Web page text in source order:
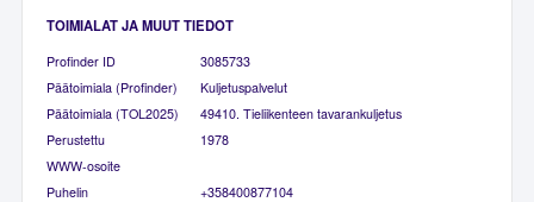
TOIMIALAT JA MUUT TIEDOT
Profinder ID
3085733
Päätoimiala (Profinder)
Kuljetuspalvelut
Päätoimiala (TOL2025)
49410. Tieliikenteen tavarankuljetus
Perustettu
1978
WWW-osoite
Puhelin
+358400877104